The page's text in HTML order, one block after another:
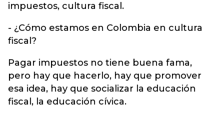
impuestos, cultura fiscal.
- ¿Cómo estamos en Colombia en cultura
fiscal?
Pagar impuestos no tiene buena fama,
pero hay que hacerlo, hay que promover
esa idea, hay que socializar la educación
fiscal, la educación cívica.